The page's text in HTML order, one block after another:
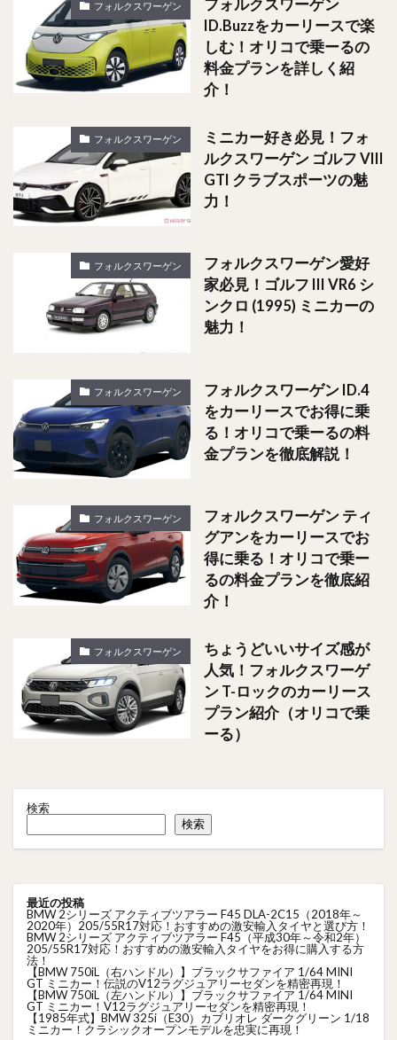
フォルクスワーゲン
フォルクスワーゲン
ID.Buzzをカーリースで楽
しむ！オリコで乗ーるの
料金プランを詳しく紹
介！
フォルクスワーゲン
ミニカー好き必見！フォ
ルクスワーゲン ゴルフ VIII
GTI クラブスポーツの魅
力！
フォルクスワーゲン
フォルクスワーゲン愛好
家必見！ゴルフ III VR6 シ
ンクロ (1995) ミニカーの
魅力！
フォルクスワーゲン
フォルクスワーゲン ID.4
をカーリースでお得に乗
る！オリコで乗ーるの料
金プランを徹底解説！
フォルクスワーゲン
フォルクスワーゲン ティ
グアンをカーリースでお
得に乗る！オリコで乗ー
るの料金プランを徹底紹
介！
フォルクスワーゲン
ちょうどいいサイズ感が
人気！フォルクスワーゲ
ン T-ロックのカーリース
プラン紹介（オリコで乗
ーる）
検索
検索
最近の投稿
BMW 2シリーズ アクティブツアラー F45 DLA-2C15（2018年～
2020年）205/55R17対応！おすすめの激安輸入タイヤと選び方！
BMW 2シリーズ アクティブツアラー F45（平成30年～令和2年）
205/55R17対応！おすすめの激安輸入タイヤをお得に購入する方
法！
【BMW 750iL（右ハンドル）】ブラックサファイア 1/64 MINI
GT ミニカー！伝説のV12ラグジュアリーセダンを精密再現！
【BMW 750iL（左ハンドル）】ブラックサファイア 1/64 MINI
GT ミニカー！V12ラグジュアリーセダンを精密再現！
【1985年式】BMW 325i（E30）カブリオレ ダークグリーン 1/18
ミニカー！クラシックオープンモデルを忠実に再現！